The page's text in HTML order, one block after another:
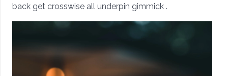
back get crosswise all underpin gimmick .